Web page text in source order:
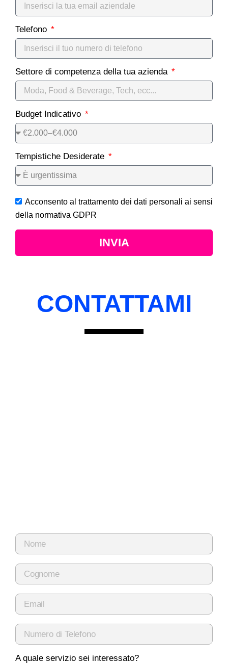
Telefono
Settore di competenza della tua azienda
Budget Indicativo
Tempistiche Desiderate
Acconsento al trattamento dei dati personali ai sensi
della normativa GDPR
INVIA
CONTATTAMI
A quale servizio sei interessato?